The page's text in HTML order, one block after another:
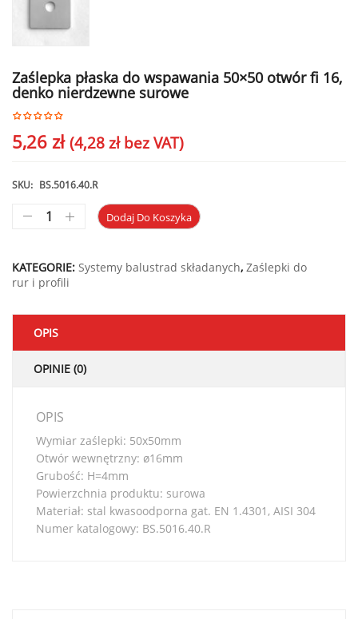
Zaślepka płaska do wspawania 50×50 otwór fi 16,
denko nierdzewne surowe
5,26 zł (4,28 złbez VAT)
SKU: BS.5016.40.R
Dodaj Do Koszyka
KATEGORIE: Systemy balustrad składanych, Zaślepki do
rur i profili
OPIS
OPINIE (0)
OPIS
Wymiar zaślepki: 50x50mm
Otwór wewnętrzny: ø16mm
Grubość: H=4mm
Powierzchnia produktu: surowa
Materiał: stal kwasoodporna gat. EN 1.4301, AISI 304
Numer katalogowy: BS.5016.40.R